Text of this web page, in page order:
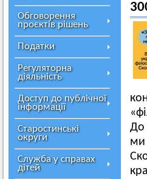
Обговорення
проєктів рішень
Податки
Регуляторна
діяльність
Доступ до публічної
інформації
Старостинські
округи
Служба у справах
дітей
До
ми